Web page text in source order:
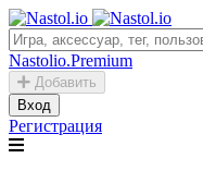
Nastolio.Premium
Добавить
Вход
Регистрация